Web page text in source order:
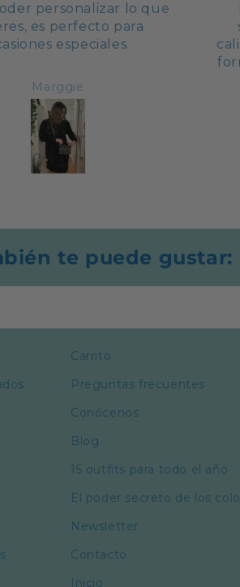
personalizar lo que
es perfecto para
especiales.
Marggie
a
te puede gustar:
Carrito
Preguntas frecuentes
Conócenos
Blog
15 outfits para todo el año
El poder secreto de los
Newsletter
Contacto
Inicio